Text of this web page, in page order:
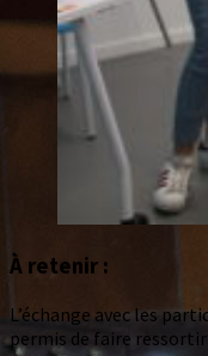
À retenir :
L’échange avec les
permis de faire